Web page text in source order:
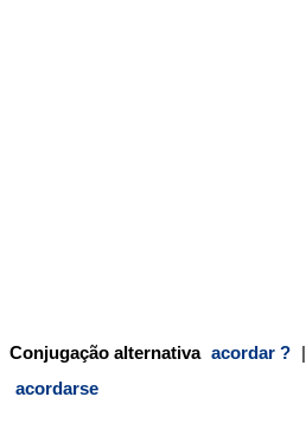
Conjugação alternativa acordar ? |
acordarse